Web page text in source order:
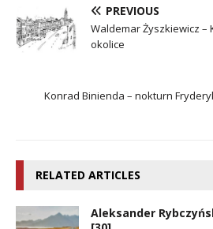
PREVIOUS
Waldemar Żyszkiewicz –
okolice
Konrad Binienda – nokturn
RELATED ARTICLES
Aleksander